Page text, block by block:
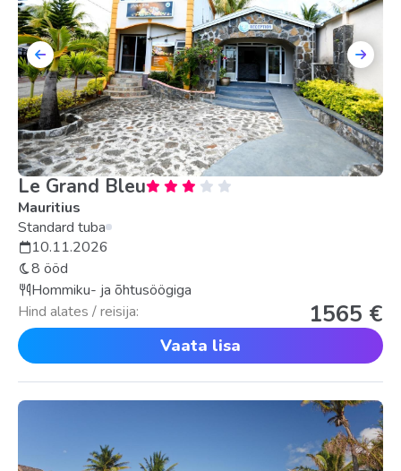
Le Grand Bleu
Mauritius
Standard tuba
10.11.2026
8 ööd
Hommiku- ja õhtusöögiga
Hind alates / reisija:
1565 €
Vaata lisa